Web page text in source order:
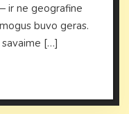
ir ne geografine
buvo geras.
savaime […]